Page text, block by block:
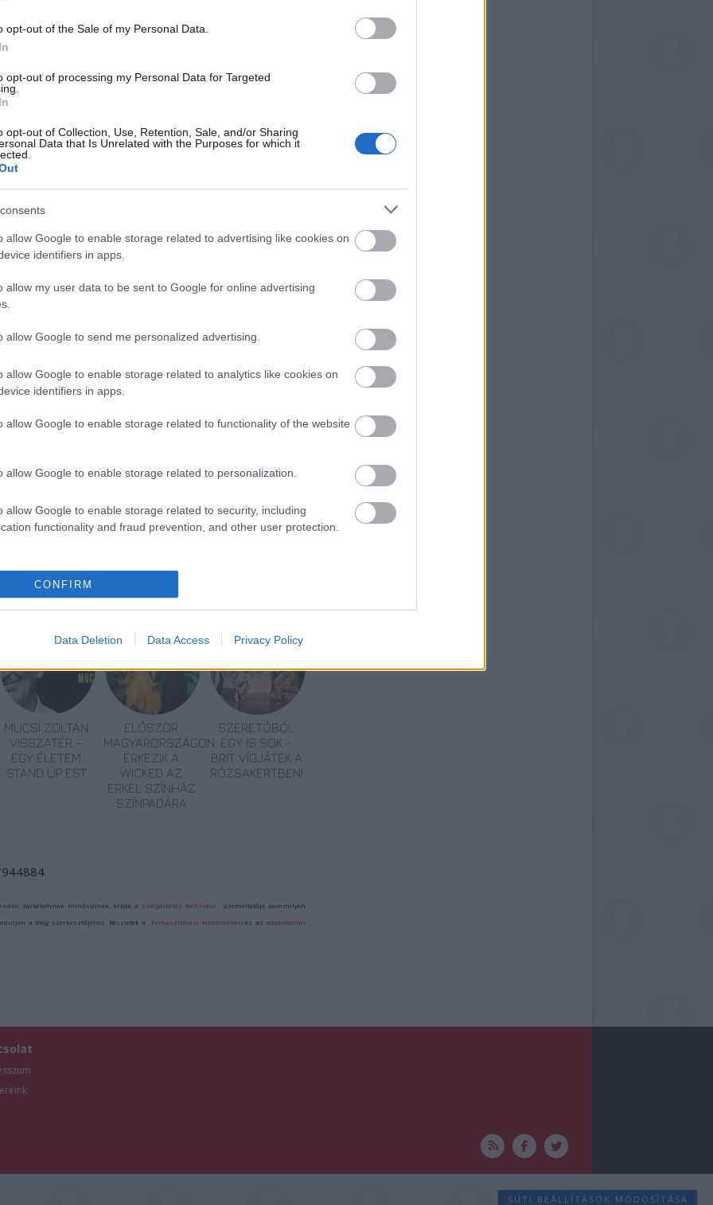
opt-out of the Sale of my Personal Data.
opt-out of processing my Personal Data for Targeted
opt-out of Collection, Use, Retention, Sale, and/or Sharing
Data that Is Unrelated with the Purposes for which it
allow Google to enable storage related to advertising like cookies on
identifiers in apps.
allow my user data to be sent to Google for online advertising
allow Google to send me personalized advertising.
allow Google to enable storage related to analytics like cookies on
identifiers in apps.
allow Google to enable storage related to functionality of the website
allow Google to enable storage related to personalization.
allow Google to enable storage related to security, including
functionality and fraud prevention, and other user protection.
CONFIRM
Data Deletion Data Access Privacy Policy
hogy az eredeti Broadway musicalt láthatja a
filmadaptációt. A jól ismert dalokat
Hihetetlenül izgalmas munka folyik
Orlai Tibor, a darab producer. A előadásban
Ádám, Radnay Csilla, Pető Kata, Lovas
Bence, Nagy Dániel Viktor, Csémy Balázs,
a főszerepeket.
Musical
MUCSI ZOLTÁN
VISSZATÉR –
EGY ÉLETEM
STAND UP EST
ELŐSZÖR
MAGYARORSZÁGON:
ÉRKEZIK A
WICKED AZ
ERKEL SZÍNHÁZ
SZÍNPADÁRA
SZERETŐBŐL
EGY IS SOK -
BRIT VÍGJÁTÉK A
RÓZSAKERTBEN!
tartalomnak minősülnek, értük a szolgáltatás technikai üzemeltetője semmilyen
a blog szerkesztőjéhez. Részletek a Felhasználási feltételekben és azadatvédelmi
SÜTI BEÁLLÍTÁSOK MÓDOSÍTÁSA